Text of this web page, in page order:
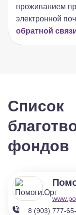
проживанием
электронной
обратной
Список
фондов
8 (903) 777-